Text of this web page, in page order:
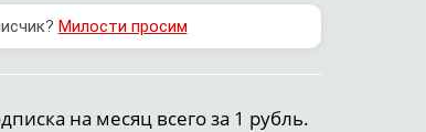
Милости просим
на месяц всего за 1 рубль.